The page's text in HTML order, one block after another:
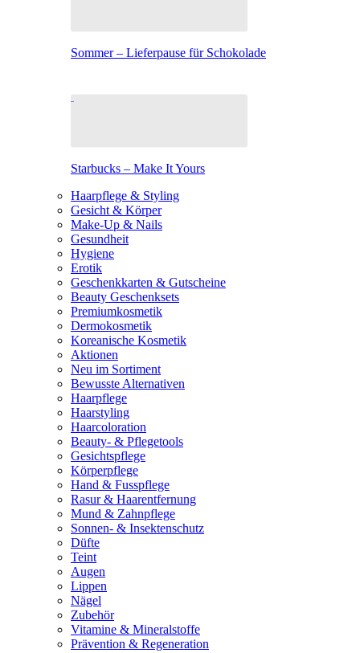
Sommer – Lieferpause für Schokolade
Starbucks – Make It Yours
Haarpflege & Styling
Gesicht & Körper
Make-Up & Nails
Gesundheit
Hygiene
Erotik
Geschenkkarten & Gutscheine
Beauty Geschenksets
Premiumkosmetik
Dermokosmetik
Koreanische Kosmetik
Aktionen
Neu im Sortiment
Bewusste Alternativen
Haarpflege
Haarstyling
Haarcoloration
Beauty- & Pflegetools
Gesichtspflege
Körperpflege
Hand & Fusspflege
Rasur & Haarentfernung
Mund & Zahnpflege
Sonnen- & Insektenschutz
Düfte
Teint
Augen
Lippen
Nägel
Zubehör
Vitamine & Mineralstoffe
Prävention & Regeneration